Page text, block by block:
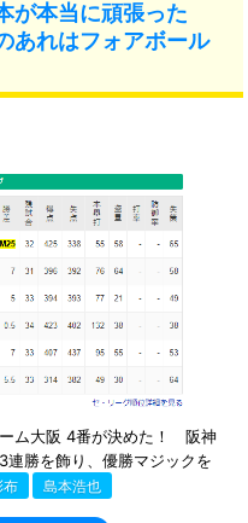
が本当に頑張った
あれはフォアボール
ム大阪 4番が決めた！ 阪神
勝を飾り、優勝マジックを
布 島本浩也